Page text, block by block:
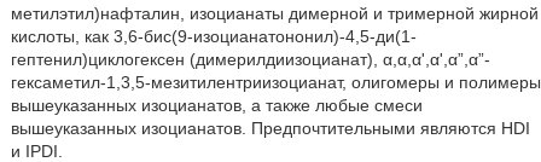
метилэтил)нафталин, изоцианаты димерной и тримерной жирной
кислоты, как 3,6-бис(9-изоцианатононил)-4,5-ди(1-
гептенил)циклогексен (димерилдиизоцианат), α,α,α',α',α”,α”-
гексаметил-1,3,5-мезитилентриизоцианат, олигомеры и полимеры
вышеуказанных изоцианатов, а также любые смеси
вышеуказанных изоцианатов. Предпочтительными являются HDI
и IPDI.